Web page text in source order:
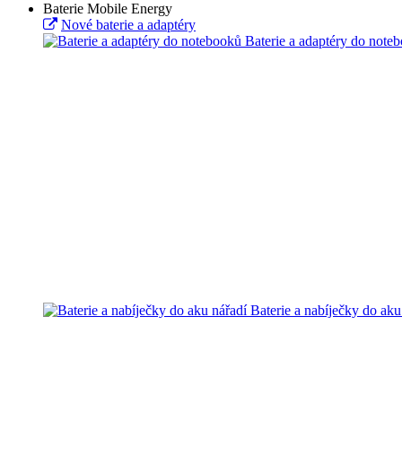
Baterie Mobile Energy
Nové baterie a adaptéry
Baterie a adaptéry do
Baterie a nabíječky do